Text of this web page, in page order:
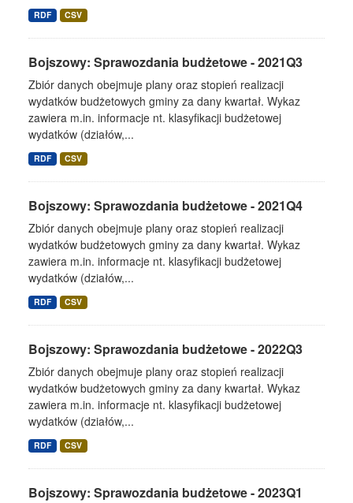
RDF CSV
Bojszowy: Sprawozdania budżetowe - 2021Q3
Zbiór danych obejmuje plany oraz stopień realizacji
wydatków budżetowych gminy za dany kwartał. Wykaz
zawiera m.in. informacje nt. klasyfikacji budżetowej
wydatków (działów,...
RDF CSV
Bojszowy: Sprawozdania budżetowe - 2021Q4
Zbiór danych obejmuje plany oraz stopień realizacji
wydatków budżetowych gminy za dany kwartał. Wykaz
zawiera m.in. informacje nt. klasyfikacji budżetowej
wydatków (działów,...
RDF CSV
Bojszowy: Sprawozdania budżetowe - 2022Q3
Zbiór danych obejmuje plany oraz stopień realizacji
wydatków budżetowych gminy za dany kwartał. Wykaz
zawiera m.in. informacje nt. klasyfikacji budżetowej
wydatków (działów,...
RDF CSV
Bojszowy: Sprawozdania budżetowe - 2023Q1